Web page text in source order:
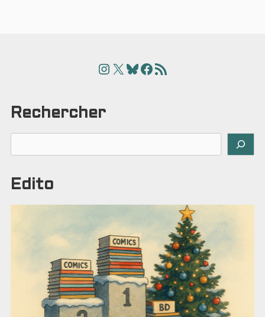
Instagram
X Bluesky
Facebook
Articles
Rechercher
Edito